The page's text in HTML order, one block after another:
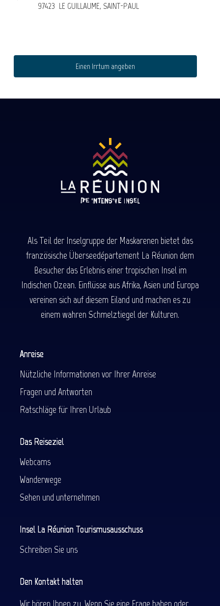
97423 LE GUILLAUME, SAINT-PAUL
Einen Irrtum angeben
Als Teil der Inselgruppe der Maskarenen bietet das
französische Überseedépartement La Réunion dem
Besucher das Erlebnis einer tropischen Insel im
Indischen Ozean. Einflüsse aus Afrika, Asien und Europa
vereinen sich auf diesem Eiland und machen es zu
einem wahren Schmelztiegel der Kulturen.
Anreise
Nützliche Informationen vor Ihrer Anreise
Fragen und Antworten
Ratschläge für Ihren Urlaub
Das Reiseziel
Webcams
Wanderwege
Sehen und unternehmen
Insel La Réunion Tourismusausschuss
Schreiben Sie uns
Den Kontakt halten
Wir hören Ihnen zu. Wenn Sie eine Frage haben oder